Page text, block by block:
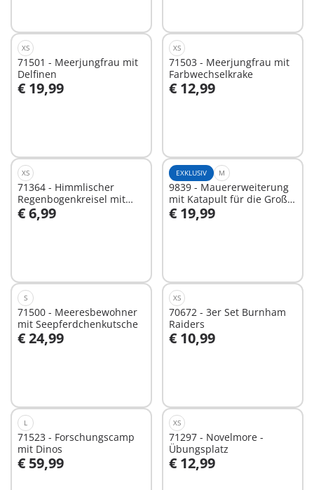
XS
71501 - Meerjungfrau mit
Delfinen
€ 19,99
In den Warenkorb
XS
71503 - Meerjungfrau mit
Farbwechselkrake
€ 12,99
In den Warenkorb
XS
71364 - Himmlischer
Regenbogenkreisel mit
Prinzessin
€ 6,99
In den Warenkorb
EXKLUSIV M
9839 - Mauererweiterung
mit Katapult für die Große
Burg von Novelmore
€ 19,99
In den Warenkorb
S
71500 - Meeresbewohner
mit Seepferdchenkutsche
€ 24,99
In den Warenkorb
XS
70672 - 3er Set Burnham
Raiders
€ 10,99
In den Warenkorb
L
71523 - Forschungscamp
mit Dinos
€ 59,99
In den Warenkorb
XS
71297 - Novelmore -
Übungsplatz
€ 12,99
In den Warenkorb